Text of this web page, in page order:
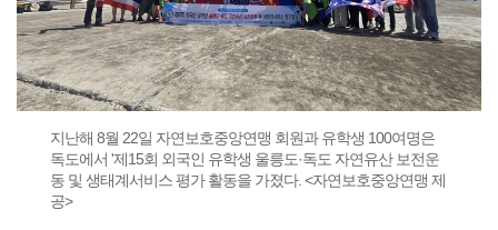
지난해 8월 22일 자연보호중앙연맹 회원과 유학생 100여명은
독도에서 '제15회 외국인 유학생 울릉도·독도 자연유산 보전운
동 및 생태계서비스 평가 활동을 가졌다. <자연보호중앙연맹 제
공>